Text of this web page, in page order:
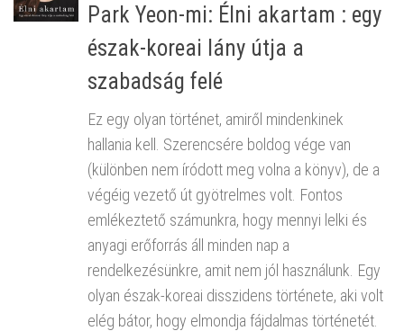
Park Yeon-mi: Élni akartam : egy
észak-koreai lány útja a
szabadság felé
Ez egy olyan történet, amiről mindenkinek
hallania kell. Szerencsére boldog vége van
(különben nem íródott meg volna a könyv), de a
végéig vezető út gyötrelmes volt. Fontos
emlékeztető számunkra, hogy mennyi lelki és
anyagi erőforrás áll minden nap a
rendelkezésünkre, amit nem jól használunk. Egy
olyan észak-koreai disszidens története, aki volt
elég bátor, hogy elmondja fájdalmas történetét.